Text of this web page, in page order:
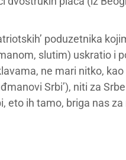
poduzetnika
slutim) uskratio i
ne mari nitko,
Srbi’), niti za
eto ih tamo, briga nas